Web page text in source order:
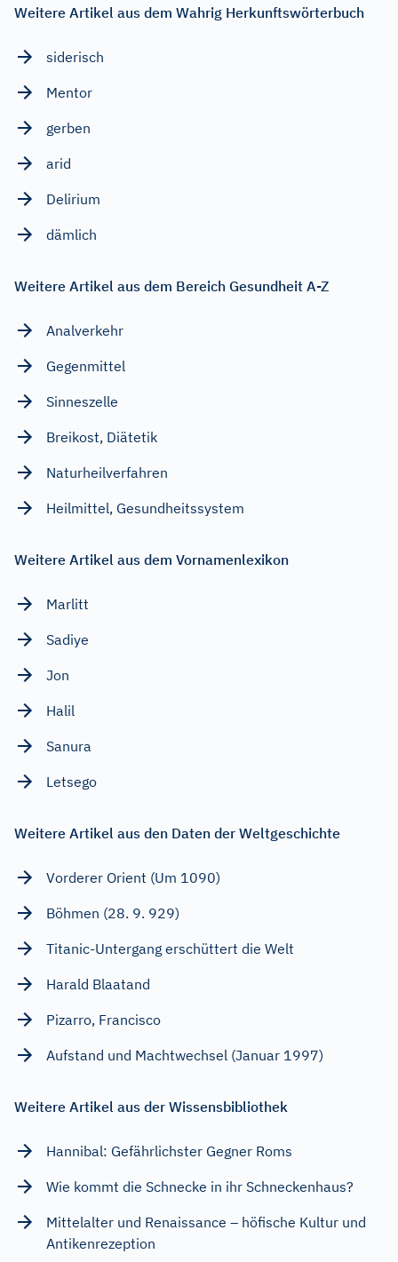
Weitere Artikel aus dem Wahrig Herkunftswörterbuch
siderisch
Mentor
gerben
arid
Delirium
dämlich
Weitere Artikel aus dem Bereich Gesundheit A-Z
Analverkehr
Gegenmittel
Sinneszelle
Breikost, Diätetik
Naturheilverfahren
Heilmittel, Gesundheitssystem
Weitere Artikel aus dem Vornamenlexikon
Marlitt
Sadiye
Jon
Halil
Sanura
Letsego
Weitere Artikel aus den Daten der Weltgeschichte
Vorderer Orient (Um 1090)
Böhmen (28. 9. 929)
Titanic-Untergang erschüttert die Welt
Harald Blaatand
Pizarro, Francisco
Aufstand und Machtwechsel (Januar 1997)
Weitere Artikel aus der Wissensbibliothek
Hannibal: Gefährlichster Gegner Roms
Wie kommt die Schnecke in ihr Schneckenhaus?
Mittelalter und Renaissance – höfische Kultur und
Antikenrezeption